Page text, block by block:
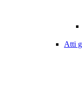
Atti